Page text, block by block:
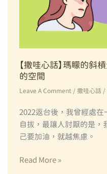
【撒哇心話】瑪矇的斜
的空間
Leave A Comment /撒哇心話 /
2022返台後，我曾經處
自拔，最讓人討厭的是，
己要加油，就越焦慮。
【撒
Read More »